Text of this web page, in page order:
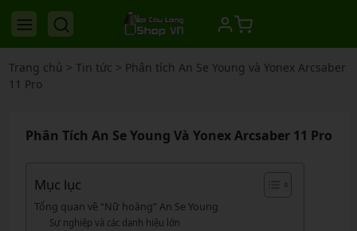
Trang chủ > Tin tức > Phân tích An Se Young và Yonex Arcsaber
11 Pro
Phân Tích An Se Young Và Yonex Arcsaber 11 Pro
Mục lục
Tổng quan về “Nữ hoàng” An Se Young
Sự nghiệp và các danh hiệu lớn